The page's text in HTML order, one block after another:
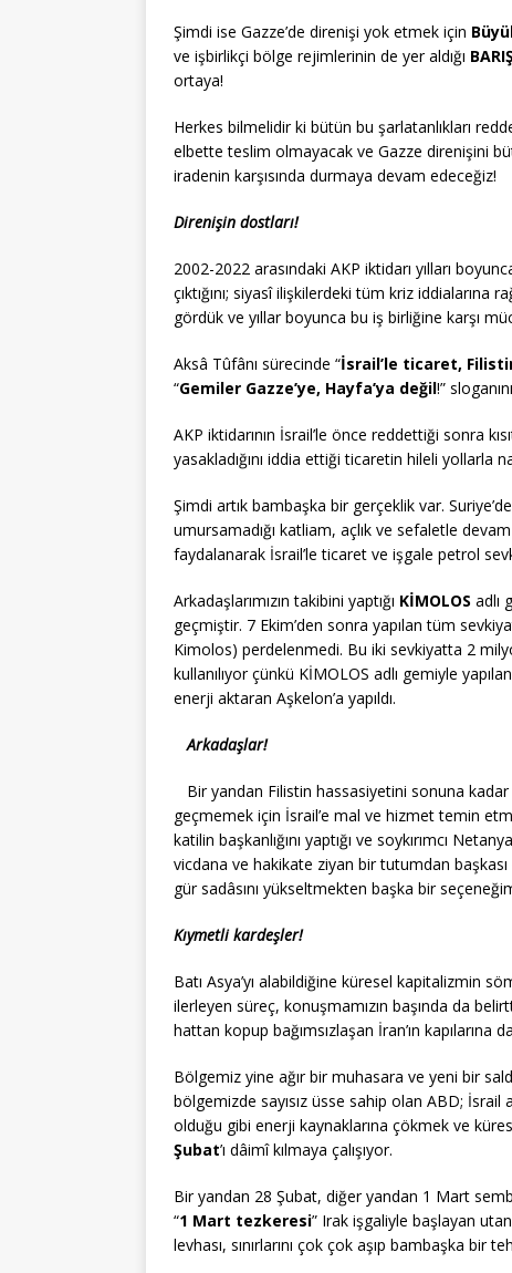
Şimdi ise Gazze’de direnişi yok etmek için
ve işbirlikçi bölge rejimlerinin de yer aldığı
ortaya!
Herkes bilmelidir ki bütün bu şarlatanlıkları
elbette teslim olmayacak ve Gazze direnişini
iradenin karşısında durmaya devam edeceğiz!
Direnişin dostları!
2002-2022 arasındaki AKP iktidarı yılları
çıktığını; siyasî ilişkilerdeki tüm kriz
gördük ve yıllar boyunca bu iş birliğine karşı
Aksâ Tûfânı sürecinde “İsrail’le ticaret,
“Gemiler Gazze’ye, Hayfa’ya değil!”
AKP iktidarının İsrail’le önce reddettiği sonra
yasakladığını iddia ettiği ticaretin hileli yollarla
Şimdi artık bambaşka bir gerçeklik var.
umursamadığı katliam, açlık ve sefaletle
faydalanarak İsrail’le ticaret ve işgale petrol
Arkadaşlarımızın takibini yaptığı KİMOLOS adlı
geçmiştir. 7 Ekim’den sonra yapılan tüm
Kimolos) perdelenmedi. Bu iki sevkiyatta 2
kullanılıyor çünkü KİMOLOS adlı gemiyle
enerji aktaran Aşkelon’a yapıldı.
Arkadaşlar!
Bir yandan Filistin hassasiyetini sonuna
geçmemek için İsrail’e mal ve hizmet temin
katilin başkanlığını yaptığı ve soykırımcı
vicdana ve hakikate ziyan bir tutumdan
gür sadâsını yükseltmekten başka bir
Kıymetli kardeşler!
Batı Asya’yı alabildiğine küresel kapitalizmin
ilerleyen süreç, konuşmamızın başında da
hattan kopup bağımsızlaşan İran’ın kapılarına
Bölgemiz yine ağır bir muhasara ve yeni bir
bölgemizde sayısız üsse sahip olan ABD;
olduğu gibi enerji kaynaklarına çökmek ve
Şubat’ı dâimî kılmaya çalışıyor.
Bir yandan 28 Şubat, diğer yandan 1 Mart
“1 Mart tezkeresi” Irak işgaliyle başlayan
levhası, sınırlarını çok çok aşıp bambaşka